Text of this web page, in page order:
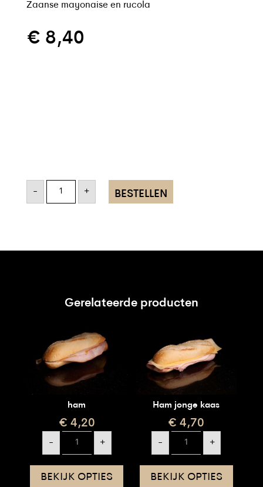
Zaanse mayonaise en rucola
€ 8,40
-
Aelsmeer
+ BESTELLEN
Gerelateerde producten
ham
€ 4,20
-
aantal
+
BEKIJK OPTIES
Ham jonge kaas
€ 4,70
-
jonge
kaas
aantal
+
BEKIJK OPTIES